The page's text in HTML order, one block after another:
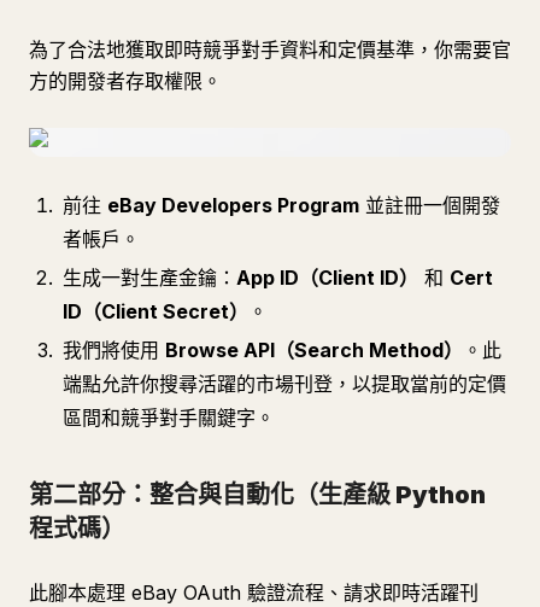
為了合法地獲取即時競爭對手資料和定價基準，你需要官
方的開發者存取權限。
前往 eBay Developers Program 並註冊一個開發
者帳戶。
生成一對生產金鑰： App ID（Client ID） 和 Cert
ID（Client Secret）
。
我們將使用 Browse API（Search Method）
。此
端點允許你搜尋活躍的市場刊登，以提取當前的定價
區間和競爭對手關鍵字。
第二部分：整合與自動化（生產級 Python
程式碼）
此腳本處理 eBay OAuth 驗證流程、請求即時活躍刊